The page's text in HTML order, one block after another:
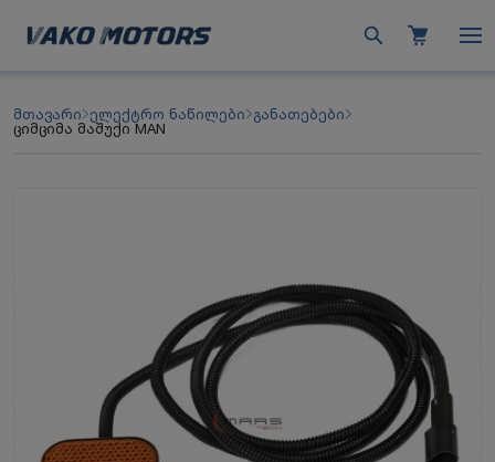
მთავარი ელექტრო ნაწილები განათებები
ციმციმა მაშუქი MAN